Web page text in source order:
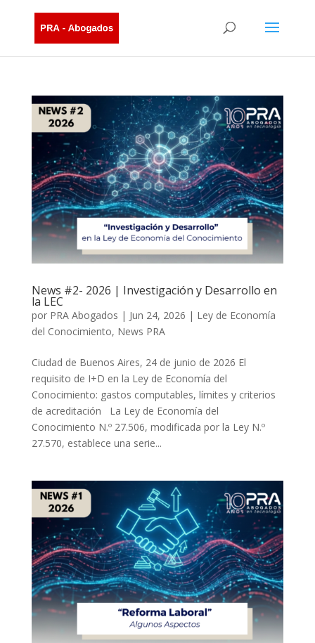
News #2- 2026 | Investigación y Desarrollo en
la LEC
por PRA Abogados | Jun 24, 2026 | Ley de Economía
del Conocimiento, News PRA
Ciudad de Buenos Aires, 24 de junio de 2026 El
requisito de I+D en la Ley de Economía del
Conocimiento: gastos computables, límites y criterios
de acreditación La Ley de Economía del
Conocimiento N.º 27.506, modificada por la Ley N.º
27.570, establece una serie...